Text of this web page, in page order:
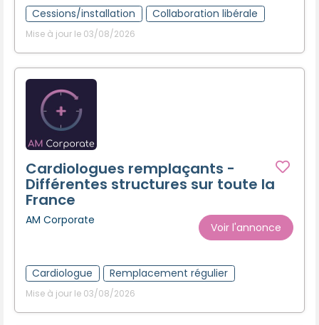
Cessions/installation Collaboration libérale
Mise à jour le 03/08/2026
Cardiologues remplaçants -
Différentes structures sur toute la
France
AM Corporate
Voir l'annonce
Cardiologue Remplacement régulier
Mise à jour le 03/08/2026